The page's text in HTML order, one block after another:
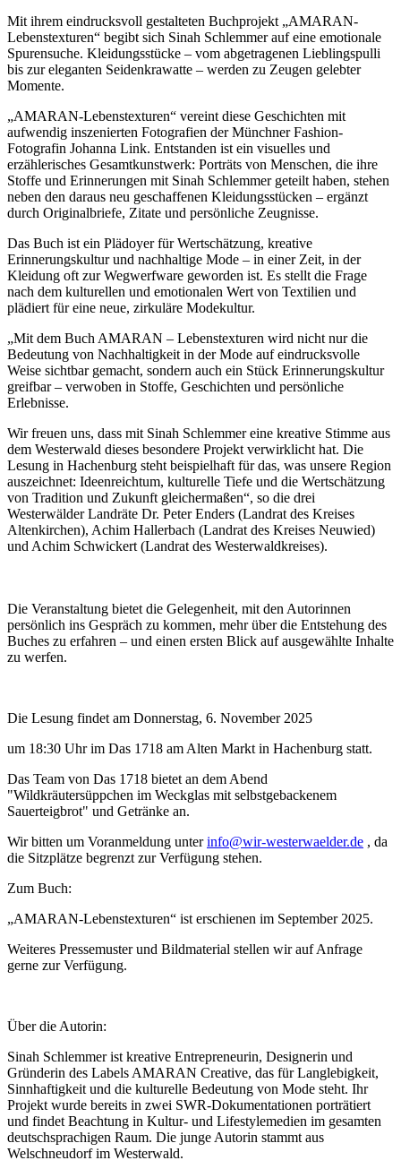
Mit ihrem eindrucksvoll gestalteten Buchprojekt „AMARAN-
Lebenstexturen“ begibt sich Sinah Schlemmer auf eine emotionale
Spurensuche. Kleidungsstücke – vom abgetragenen Lieblingspulli
bis zur eleganten Seidenkrawatte – werden zu Zeugen gelebter
Momente.
„AMARAN-Lebenstexturen“ vereint diese Geschichten mit
aufwendig inszenierten Fotografien der Münchner Fashion-
Fotografin Johanna Link. Entstanden ist ein visuelles und
erzählerisches Gesamtkunstwerk: Porträts von Menschen, die ihre
Stoffe und Erinnerungen mit Sinah Schlemmer geteilt haben, stehen
neben den daraus neu geschaffenen Kleidungsstücken – ergänzt
durch Originalbriefe, Zitate und persönliche Zeugnisse.
Das Buch ist ein Plädoyer für Wertschätzung, kreative
Erinnerungskultur und nachhaltige Mode – in einer Zeit, in der
Kleidung oft zur Wegwerfware geworden ist. Es stellt die Frage
nach dem kulturellen und emotionalen Wert von Textilien und
plädiert für eine neue, zirkuläre Modekultur.
„Mit dem Buch AMARAN – Lebenstexturen wird nicht nur die
Bedeutung von Nachhaltigkeit in der Mode auf eindrucksvolle
Weise sichtbar gemacht, sondern auch ein Stück Erinnerungskultur
greifbar – verwoben in Stoffe, Geschichten und persönliche
Erlebnisse.
Wir freuen uns, dass mit Sinah Schlemmer eine kreative Stimme aus
dem Westerwald dieses besondere Projekt verwirklicht hat. Die
Lesung in Hachenburg steht beispielhaft für das, was unsere Region
auszeichnet: Ideenreichtum, kulturelle Tiefe und die Wertschätzung
von Tradition und Zukunft gleichermaßen“, so die drei
Westerwälder Landräte Dr. Peter Enders (Landrat des Kreises
Altenkirchen), Achim Hallerbach (Landrat des Kreises Neuwied)
und Achim Schwickert (Landrat des Westerwaldkreises).
Die Veranstaltung bietet die Gelegenheit, mit den Autorinnen
persönlich ins Gespräch zu kommen, mehr über die Entstehung des
Buches zu erfahren – und einen ersten Blick auf ausgewählte Inhalte
zu werfen.
Die Lesung findet am Donnerstag, 6. November 2025
um 18:30 Uhr im Das 1718 am Alten Markt in Hachenburg statt.
Das Team von Das 1718 bietet an dem Abend
"Wildkräutersüppchen im Weckglas mit selbstgebackenem
Sauerteigbrot" und Getränke an.
Wir bitten um Voranmeldung unterinfo@wir-westerwaelder.de , da
die Sitzplätze begrenzt zur Verfügung stehen.
Zum Buch:
„AMARAN-Lebenstexturen“ ist erschienen im September 2025.
Weiteres Pressemuster und Bildmaterial stellen wir auf Anfrage
gerne zur Verfügung.
Über die Autorin:
Sinah Schlemmer ist kreative Entrepreneurin, Designerin und
Gründerin des Labels AMARAN Creative, das für Langlebigkeit,
Sinnhaftigkeit und die kulturelle Bedeutung von Mode steht. Ihr
Projekt wurde bereits in zwei SWR-Dokumentationen porträtiert
und findet Beachtung in Kultur- und Lifestylemedien im gesamten
deutschsprachigen Raum. Die junge Autorin stammt aus
Welschneudorf im Westerwald.